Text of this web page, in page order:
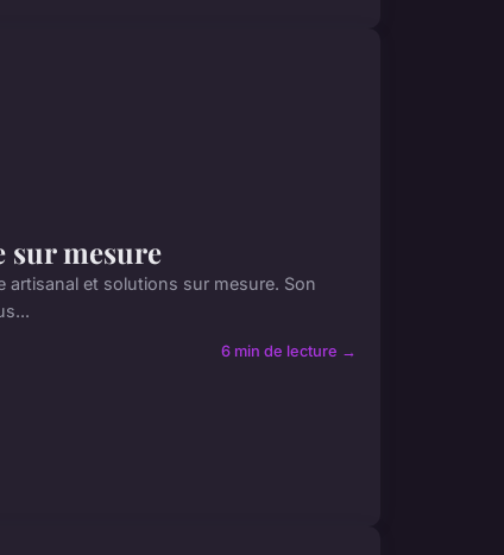
sur mesure
artisanal et solutions sur mesure. Son
6 min de lecture →